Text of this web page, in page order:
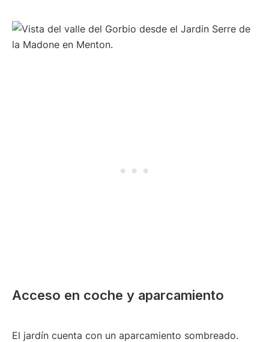
Acceso en coche y aparcamiento
El jardín cuenta con un aparcamiento sombreado.